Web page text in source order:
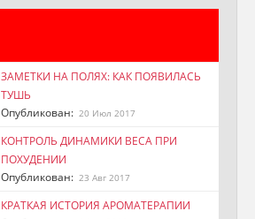
ЗАМЕТКИ НА ПОЛЯХ: КАК ПОЯВИЛАСЬ
ТУШЬ
Опубликован: 20 Июл 2017
КОНТРОЛЬ ДИНАМИКИ ВЕСА ПРИ
ПОХУДЕНИИ
Опубликован: 23 Авг 2017
КРАТКАЯ ИСТОРИЯ АРОМАТЕРАПИИ